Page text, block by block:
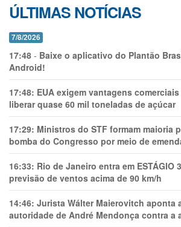
ÚLTIMAS NOTÍCIAS
7/8/2026
17:48 - Baixe o aplicativo do Plantão
Android!
17:48: EUA exigem vantagens
liberar quase 60 mil toneladas de açúcar
17:29: Ministros do STF formam maioria
bomba do Congresso por meio de
16:33: Rio de Janeiro entra em ESTÁGIO
previsão de ventos acima de 90 km/h
14:46: Jurista Wálter Maierovitch aponta
autoridade de André Mendonça contra a